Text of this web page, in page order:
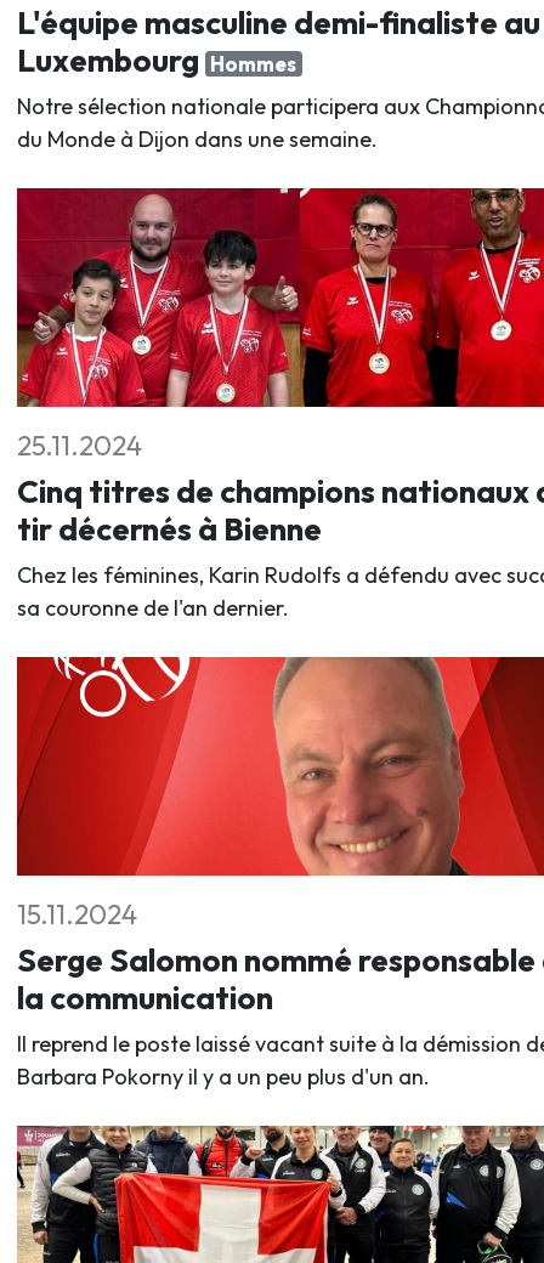
L'équipe masculine demi-finaliste au
Luxembourg Hommes
Notre sélection nationale participera aux
du Monde à Dijon dans une semaine.
25.11.2024
Cinq titres de champions nationaux
tir décernés à Bienne
Chez les féminines, Karin Rudolfs a défendu avec
sa couronne de l'an dernier.
15.11.2024
Serge Salomon nommé responsable
la communication
Il reprend le poste laissé vacant suite à la démission
Barbara Pokorny il y a un peu plus d'un an.